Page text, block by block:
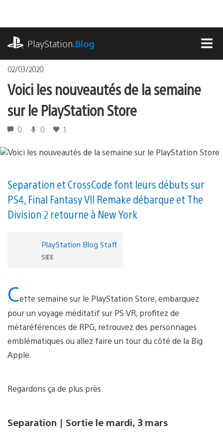
contenu
PlayStation.Blog
02/03/2020
Voici les nouveautés de la semaine
sur le PlayStation Store
0 0 1
Separation et CrossCode font leurs débuts sur
PS4, Final Fantasy VII Remake débarque et The
Division 2 retourne à New York
PlayStation Blog Staff
SIEE
Cette semaine sur le PlayStation Store, embarquez
pour un voyage méditatif sur PS VR, profitez de
métaréférences de RPG, retrouvez des personnages
emblématiques ou allez faire un tour du côté de la Big
Apple.
Regardons ça de plus près.
Separation | Sortie le mardi, 3 mars